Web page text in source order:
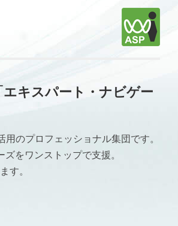
キスパート・ナビゲー
のプロフェッショナル集団です。
をワンストップで支援。
す。